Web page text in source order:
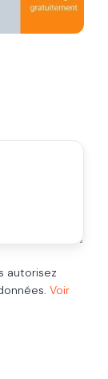
autorisez
Voir